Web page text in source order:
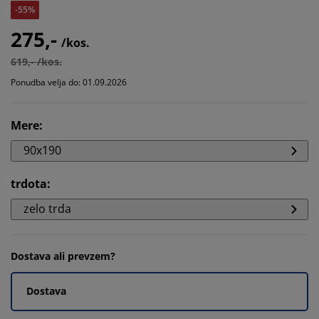
-55%
275,- /kos.
619,- /kos.
Ponudba velja do: 01.09.2026
Mere:
90x190
trdota:
zelo trda
Dostava ali prevzem?
Dostava